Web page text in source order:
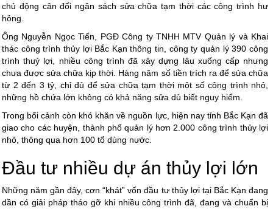
chủ động cân đối ngân sách sửa chữa tạm thời các công trình hư
hỏng.
Ông Nguyễn Ngọc Tiến, PGĐ Công ty TNHH MTV Quản lý và Khai
thác công trình thủy lợi Bắc Kạn thông tin, công ty quản lý 390 công
trình thuỷ lợi, nhiều công trình đã xây dựng lâu xuống cấp nhưng
chưa được sửa chữa kịp thời. Hàng năm số tiền trích ra để sửa chữa
từ 2 đến 3 tỷ, chỉ đủ để sửa chữa tạm thời một số công trình nhỏ,
những hồ chứa lớn không có khả năng sửa dù biết nguy hiểm.
Trong bối cảnh còn khó khăn về nguồn lực, hiện nay tỉnh Bắc Kạn đã
giao cho các huyện, thành phố quản lý hơn 2.000 công trình thủy lợi
nhỏ, thông qua hơn 100 tổ dùng nước.
Đầu tư nhiều dự án thủy lợi lớn
Những năm gần đây, cơn “khát” vốn đầu tư thủy lợi tại Bắc Kạn đang
dần có giải pháp tháo gỡ khi nhiều công trình đã, đang và chuẩn bị